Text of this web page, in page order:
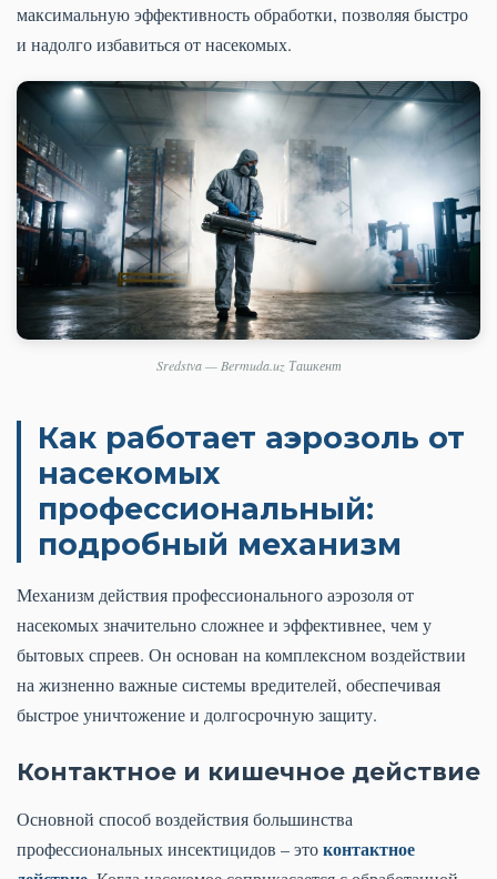
максимальную эффективность обработки, позволяя быстро
и надолго избавиться от насекомых.
Sredstva — Bermuda.uz Ташкент
Как работает аэрозоль от
насекомых
профессиональный:
подробный механизм
Механизм действия профессионального аэрозоля от
насекомых значительно сложнее и эффективнее, чем у
бытовых спреев. Он основан на комплексном воздействии
на жизненно важные системы вредителей, обеспечивая
быстрое уничтожение и долгосрочную защиту.
Контактное и кишечное действие
Основной способ воздействия большинства
профессиональных инсектицидов – этоконтактное